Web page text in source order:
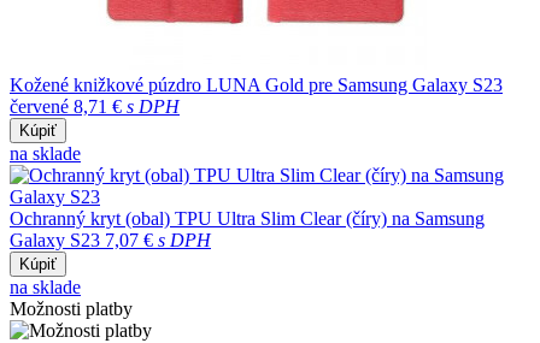
Kožené knižkové púzdro LUNA Gold pre Samsung Galaxy S23
červené 8,71 € s DPH
Kúpiť
na sklade
Ochranný kryt (obal) TPU Ultra Slim Clear (číry) na Samsung
Galaxy S23 7,07 € s DPH
Kúpiť
na sklade
Možnosti platby